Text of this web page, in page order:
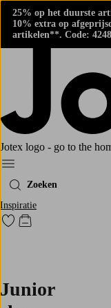
25% op het duurste
10% extra op
artikelen**. Code:
Jotex logo - go to the
Menu
Zoeken
Inspiratie
Ga naar favoriet
Go to checkout
Junior